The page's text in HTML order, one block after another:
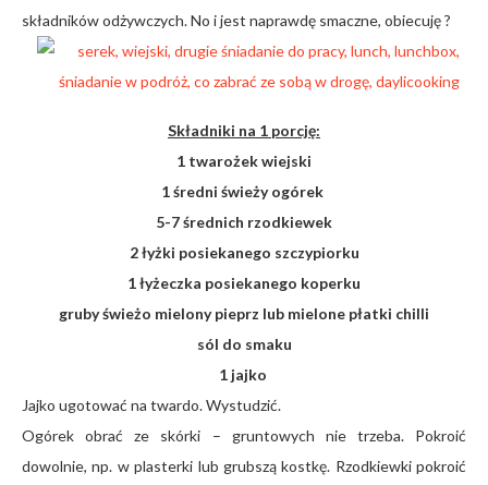
składników odżywczych. No i jest naprawdę smaczne, obiecuję ?
Składniki na 1 porcję:
1 twarożek wiejski
1 średni świeży ogórek
5-7 średnich rzodkiewek
2 łyżki posiekanego szczypiorku
1 łyżeczka posiekanego koperku
gruby świeżo mielony pieprz lub mielone płatki chilli
sól do smaku
1 jajko
Jajko ugotować na twardo. Wystudzić.
Ogórek obrać ze skórki – gruntowych nie trzeba. Pokroić
dowolnie, np. w plasterki lub grubszą kostkę. Rzodkiewki pokroić